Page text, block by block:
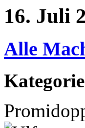
16. Juli
Alle